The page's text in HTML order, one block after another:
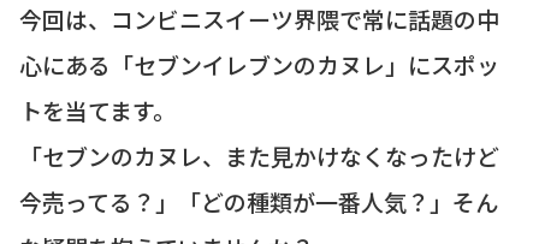
今回は、コンビニスイーツ界隈で常に話題の中
心にある「セブンイレブンのカヌレ」にスポッ
トを当てます。
「セブンのカヌレ、また見かけなくなったけど
今売ってる？」「どの種類が一番人気？」そん